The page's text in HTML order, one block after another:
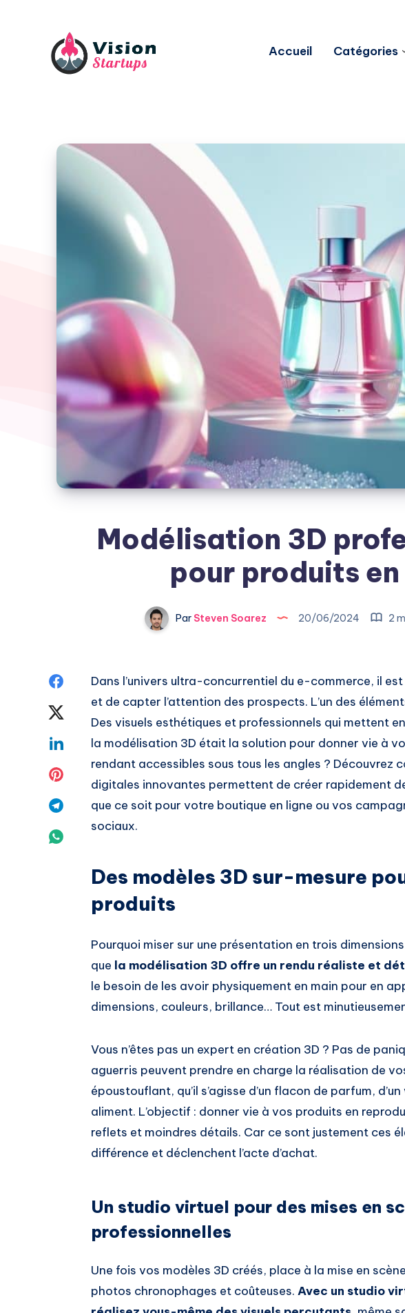
Accueil Catégories
Modélisation 3D
pour produits
ParSteven Soarez 20/06/2024 2
Share
Facebook
Twitter
Share
Pinterest
Share
Dans l’univers ultra-concurrentiel du e-commerce, il
et de capter l’attention des prospects. L’un des
Des visuels esthétiques et professionnels qui mettent
la modélisation 3D était la solution pour donner vie à
rendant accessibles sous tous les angles ? Découvrez
digitales innovantes permettent de créer rapidement
que ce soit pour votre boutique en ligne ou vos
sociaux.
Des modèles 3D sur-mesure
produits
Pourquoi miser sur une présentation en trois
que la modélisation 3D offre un rendu réaliste et
le besoin de les avoir physiquement en main pour en
dimensions, couleurs, brillance… Tout est
Vous n’êtes pas un expert en création 3D ? Pas de
aguerris peuvent prendre en charge la réalisation de
époustouflant, qu’il s’agisse d’un flacon de parfum,
aliment. L’objectif : donner vie à vos produits en
reflets et moindres détails. Car ce sont justement ces
différence et déclenchent l’acte d’achat.
Un studio virtuel pour des mises en
professionnelles
Une fois vos modèles 3D créés, place à la mise en
photos chronophages et coûteuses. Avec un studio